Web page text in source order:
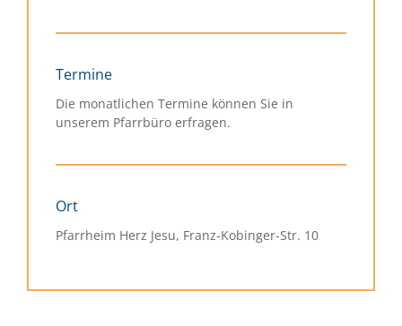
Termine
Die monatlichen Termine können Sie in
unserem Pfarrbüro erfragen.
Ort
Pfarrheim Herz Jesu, Franz-Kobinger-Str. 10